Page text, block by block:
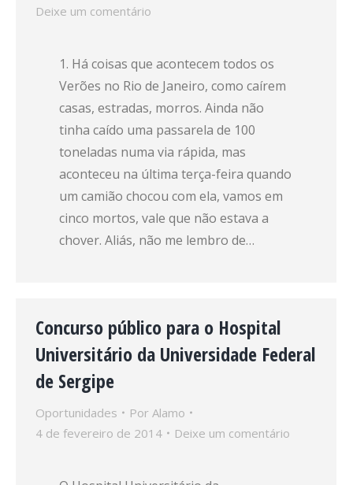
Deixe um comentário
1. Há coisas que acontecem todos os
Verões no Rio de Janeiro, como caírem
casas, estradas, morros. Ainda não
tinha caído uma passarela de 100
toneladas numa via rápida, mas
aconteceu na última terça-feira quando
um camião chocou com ela, vamos em
cinco mortos, vale que não estava a
chover. Aliás, não me lembro de…
Concurso público para o Hospital
Universitário da Universidade Federal
de Sergipe
Oportunidades Por Alamo
4 de fevereiro de 2014
Deixe um comentário